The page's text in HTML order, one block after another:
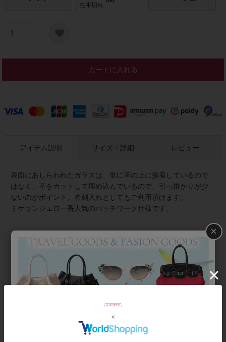
在庫切れ
カートに入れる
アイテム説明
表面にあしらわれたガラスは、単に革の上に接着しているので
はなく、革をカットして埋め込んでいるので、引っ掛かりが少
ないのがポイント。名刺入れとしてもご利用頂けます。
ミケランジェロ一番人気のパッチワーク仕様です。
ミケランジェロは、こだわりのイタリアンレザーをデコラティ
ブに一点一点ハンドメイドで作り上げたタイ人デザイナーによ
るバッグや財布などの革小物ブランドです。日本ではアビステ
でしか手に入らない特別なアイテムで、ギフトにも人気の商品
です。
サイズ・詳細 レビュー
×